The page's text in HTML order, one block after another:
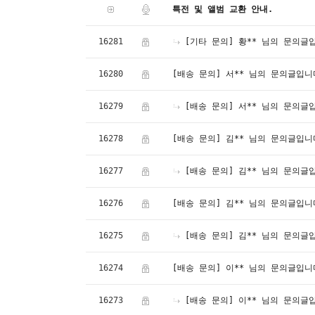
특전 및 앨범 교환 안내.
16281 [기타 문의] 황** 님의 문의글
16280 [배송 문의] 서** 님의 문의글입니
16279 [배송 문의] 서** 님의 문의글
16278 [배송 문의] 김** 님의 문의글입니
16277 [배송 문의] 김** 님의 문의글
16276 [배송 문의] 김** 님의 문의글입니
16275 [배송 문의] 김** 님의 문의글
16274 [배송 문의] 이** 님의 문의글입니
16273 [배송 문의] 이** 님의 문의글